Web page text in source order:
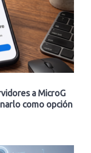
a MicroG
como opción